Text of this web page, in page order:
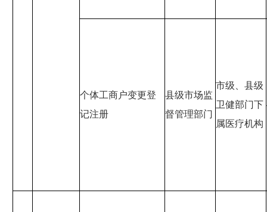
个体工商户变更登
记注册
县级市场监
督管理部门
市级、县级
卫健部门下
属医疗机构